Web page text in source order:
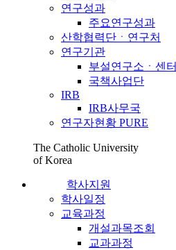
연구성과
주요연구성과
산학협력단ㆍ연구처
연구기관
부설연구소ㆍ센터
국책사업단
IRB
IRB사무국
연구자현황 PURE
The Catholic University
of Korea
학사지원
학사일정
교육과정
개설과목조회
교과과정